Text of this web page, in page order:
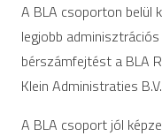
A BLA csoporton belül
legjobb
bérszámfejtést a BLA
Klein Administraties
A BLA csoport jól